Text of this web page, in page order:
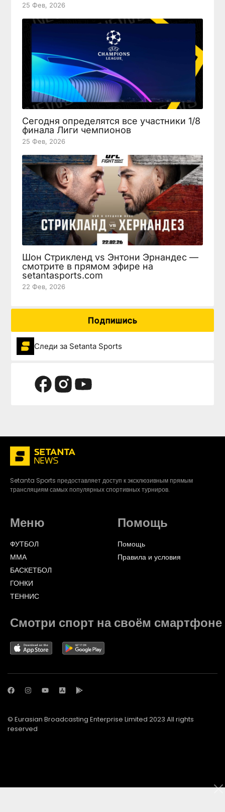
25 Фев, 2026
Сегодня определятся все участники 1/8
финала Лиги чемпионов
25 Фев, 2026
Шон Стрикленд vs Энтони Эрнандес —
смотрите в прямом эфире на
setantasports.com
22 Фев, 2026
Подпишись
Следи за Setanta Sports
Setanta Sports предоставляет доступ к эксклюзивным прямым
трансляциям самых популярных спортивных турниров.
Меню
ФУТБОЛ
ММА
БАСКЕТБОЛ
ГОНКИ
ТЕННИС
Помощь
Помощь
Правила и условия
Смотри спорт на своём смартфоне
© Eurasian Broadcasting Enterprise Limited 2023 All rights
reserved